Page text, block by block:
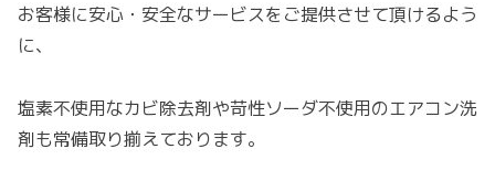
お客様に安心・安全なサービスをご提供させて頂けるよう
に、
塩素不使用なカビ除去剤や苛性ソーダ不使用のエアコン洗
剤も常備取り揃えております。